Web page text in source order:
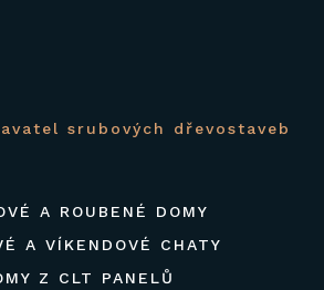
A ROUBENÉ DOMY
A VÍKENDOVÉ CHATY
Z CLT PANELŮ